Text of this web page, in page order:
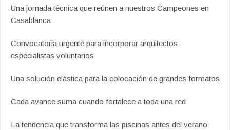
Una jornada técnica que reúnen a nuestros Campeones en
Casablanca
Convocatoria urgente para incorporar arquitectos
especialistas voluntarios
Una solución elástica para la colocación de grandes formatos
Cada avance suma cuando fortalece a toda una red
La tendencia que transforma las piscinas antes del verano